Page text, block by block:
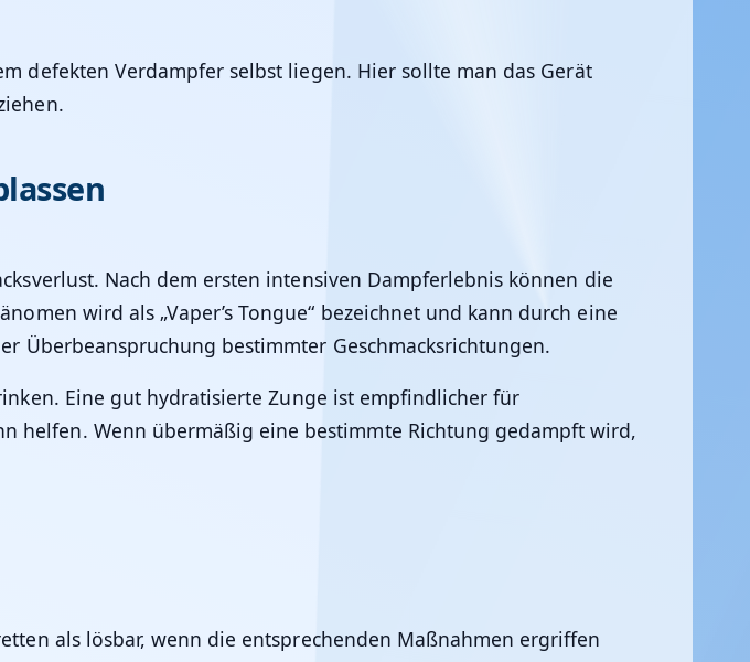
defekten Verdampfer selbst liegen. Hier sollte man das Gerät
Nach dem ersten intensiven Dampferlebnis können die
wird als „Vaper’s Tongue“ bezeichnet und kann durch eine
Überbeanspruchung bestimmter Geschmacksrichtungen.
Eine gut hydratisierte Zunge ist empfindlicher für
helfen. Wenn übermäßig eine bestimmte Richtung gedampft wird,
als lösbar, wenn die entsprechenden Maßnahmen ergriffen